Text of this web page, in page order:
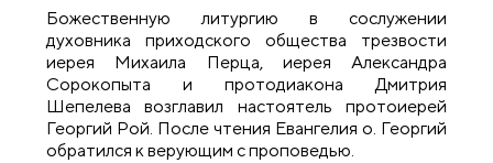
Божественную литургию в сослужении
духовника приходского общества трезвости
иерея Михаила Перца, иерея Александра
Сорокопыта и протодиакона Дмитрия
Шепелева возглавил настоятель протоиерей
Георгий Рой. После чтения Евангелия о. Георгий
обратился к верующим с проповедью.